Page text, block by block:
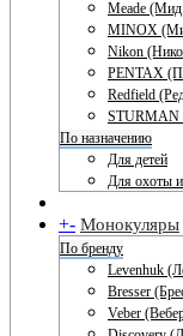
Meade
MINOX
Nikon
PENTAX
Redfield
STURMAN
По назначению
Для детей
Для охоты и
+- Монокуляры
По бренду
Levenhuk
Bresser
Veber